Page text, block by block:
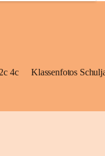
4c Klassenfotos